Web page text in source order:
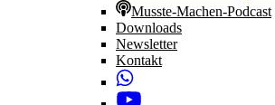
Musste-Machen-Podcast
Downloads
Newsletter
Kontakt